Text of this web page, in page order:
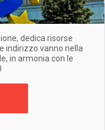
dedica risorse
indirizzo vanno nella
in armonia con le